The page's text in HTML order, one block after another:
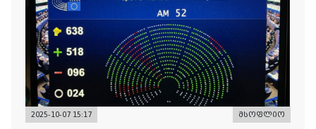
2025-10-07 15:17 მსოფლიო